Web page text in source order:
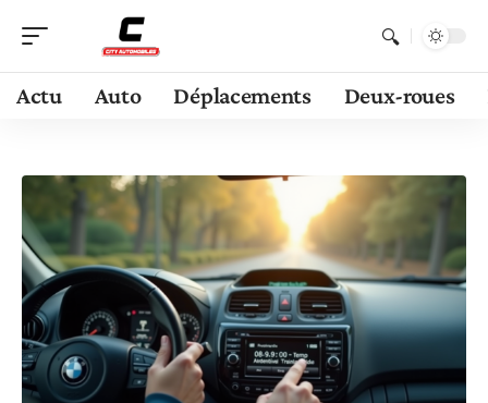
Actu Auto Déplacements Deux-roues